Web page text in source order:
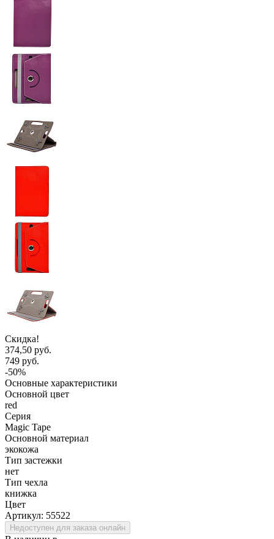
Скидка!
374,50 руб.
749 руб.
-50%
Основные характеристики
Основной цвет
red
Серия
Magic Tape
Основной материал
экокожа
Тип застежки
нет
Тип чехла
книжка
Цвет
Артикул: 55522
Недоступен для заказа онлайн